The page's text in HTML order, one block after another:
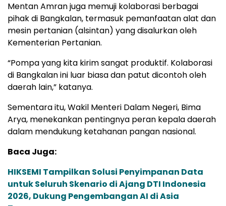
Mentan Amran juga memuji kolaborasi berbagai
pihak di Bangkalan, termasuk pemanfaatan alat dan
mesin pertanian (alsintan) yang disalurkan oleh
Kementerian Pertanian.
“Pompa yang kita kirim sangat produktif. Kolaborasi
di Bangkalan ini luar biasa dan patut dicontoh oleh
daerah lain,” katanya.
Sementara itu, Wakil Menteri Dalam Negeri, Bima
Arya, menekankan pentingnya peran kepala daerah
dalam mendukung ketahanan pangan nasional.
Baca Juga:
HIKSEMI Tampilkan Solusi Penyimpanan Data
untuk Seluruh Skenario di Ajang DTI Indonesia
2026, Dukung Pengembangan AI di Asia